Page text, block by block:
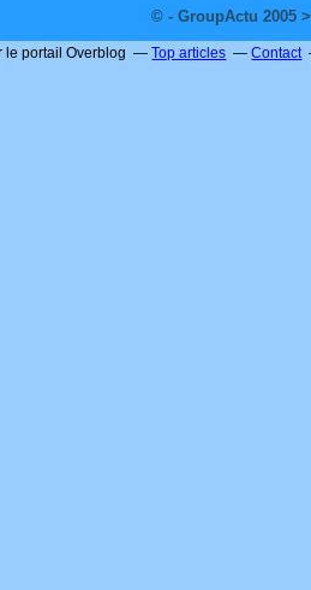
© - GroupActu 2005
le portail Overblog Top articles Contact